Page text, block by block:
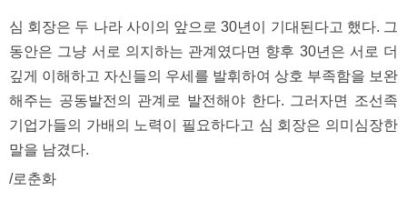
심 회장은 두 나라 사이의 앞으로 30년이 기대된다고 했다. 그
동안은 그냥 서로 의지하는 관계였다면 향후 30년은 서로 더
깊게 이해하고 자신들의 우세를 발휘하여 상호 부족함을 보완
해주는 공동발전의 관계로 발전해야 한다. 그러자면 조선족
기업가들의 가배의 노력이 필요하다고 심 회장은 의미심장한
말을 남겼다.
/로춘화